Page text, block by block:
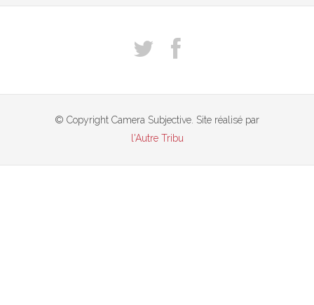
© Copyright Camera Subjective. Site réalisé par
l'Autre Tribu